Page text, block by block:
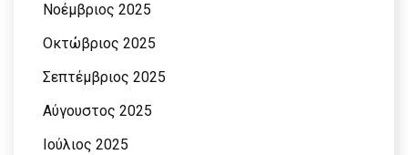
Νοέμβριος 2025
Οκτώβριος 2025
Σεπτέμβριος 2025
Αύγουστος 2025
Ιούλιος 2025